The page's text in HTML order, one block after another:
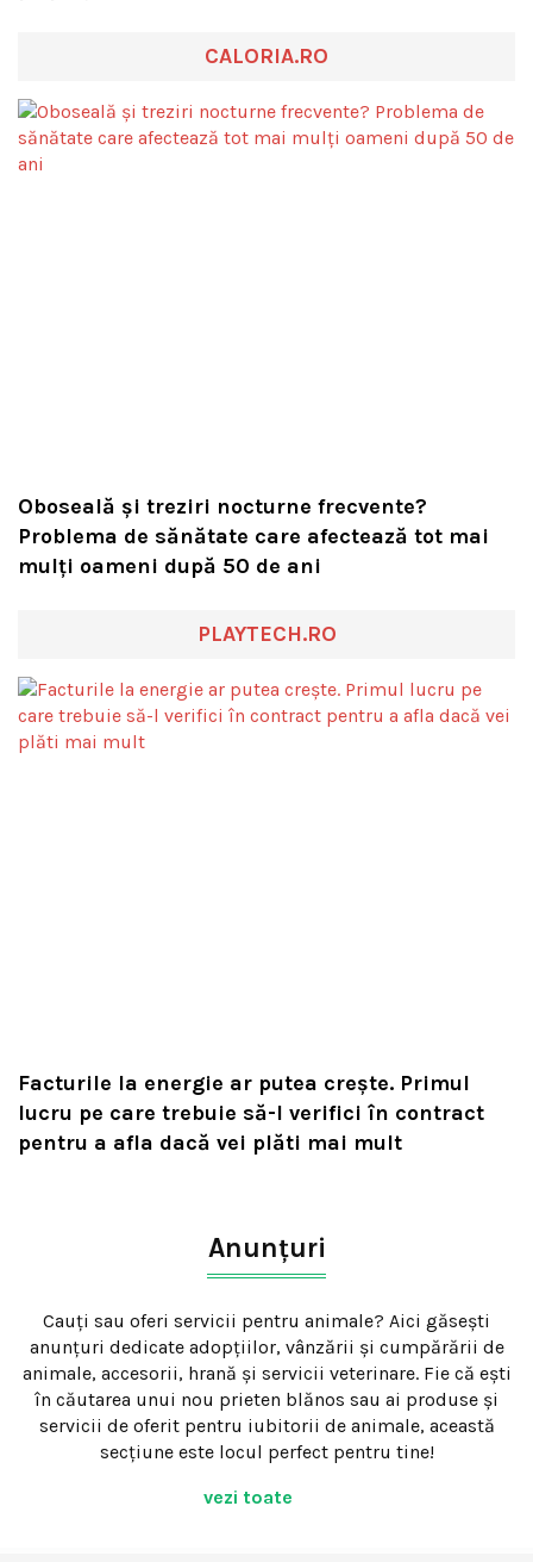
CALORIA.RO
Oboseală și treziri nocturne frecvente?
Problema de sănătate care afectează tot mai
mulți oameni după 50 de ani
PLAYTECH.RO
Facturile la energie ar putea crește. Primul
lucru pe care trebuie să-l verifici în contract
pentru a afla dacă vei plăti mai mult
Anunțuri
Cauți sau oferi servicii pentru animale? Aici găsești
anunțuri dedicate adopțiilor, vânzării și cumpărării de
animale, accesorii, hrană și servicii veterinare. Fie că ești
în căutarea unui nou prieten blănos sau ai produse și
servicii de oferit pentru iubitorii de animale, această
secțiune este locul perfect pentru tine!
vezi toate